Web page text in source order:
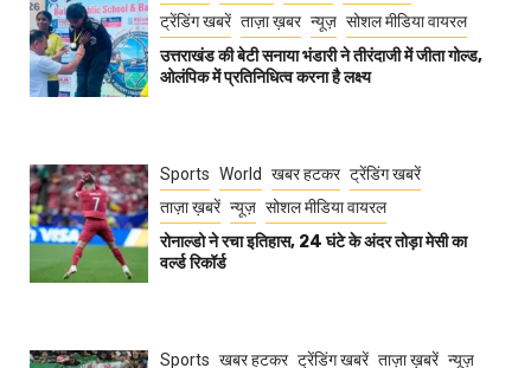
ट्रेंडिंग खबरें ताज़ा ख़बर न्यूज़ सोशल मीडिया वायरल
उत्तराखंड की बेटी सनाया भंडारी ने तीरंदाजी में जीता गोल्ड,
ओलंपिक में प्रतिनिधित्व करना है लक्ष्य
Sports World खबर हटकर ट्रेंडिंग खबरें
ताज़ा ख़बरें न्यूज़ सोशल मीडिया वायरल
रोनाल्डो ने रचा इतिहास, 24 घंटे के अंदर तोड़ा मेसी का
वर्ल्ड रिकॉर्ड
Sports खबर हटकर ट्रेंडिंग खबरें ताज़ा ख़बरें न्यूज़